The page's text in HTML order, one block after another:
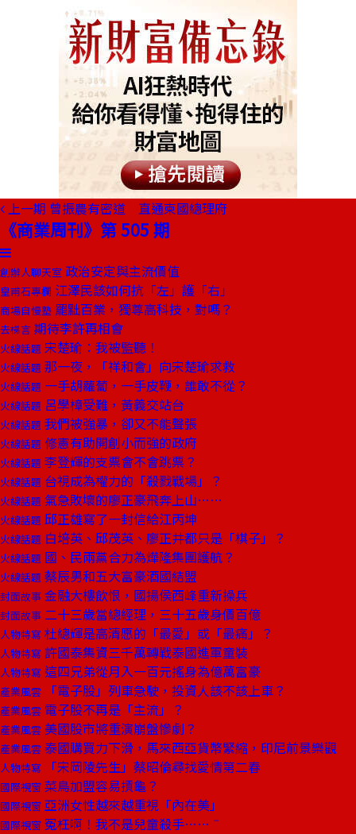
上一期 曾振農有密道 直通柬國總理府
《商業周刊》第 505 期
創辦人聊天室 政治安定與主流價值
皇甫石專欄 江澤民該如何抗「左」護「右」
商場自慢塾 罷黜百業，獨尊高科技，對嗎？
去梯言 期待李許再相會
火線話題 宋楚瑜：我被監聽！
火線話題 那一夜，「祥和會」向宋楚瑜求救
火線話題 一手胡蘿蔔，一手皮鞭，誰敢不從？
火線話題 呂學樟受難，黃義交站台
火線話題 我們被強暴，卻又不能聲張
火線話題 修憲有助開創小而強的政府
火線話題 李登輝的支票會不會跳票？
火線話題 台視成為權力的「殺戮戰場」？
火線話題 氣急敗壞的廖正豪飛奔上山……
火線話題 邱正雄寫了一封信給江丙坤
火線話題 白培英、邱茂英、廖正井都只是「棋子」？
火線話題 國、民兩黨合力為燁隆集團護航？
火線話題 蔡辰男和五大富豪酒國結盟
封面故事 金融大樓飲恨，國揚侯西峰重新操兵
封面故事 二十三歲當總經理，三十五歲身價百億
人物特寫 杜總輝是高清愿的「最愛」或「最痛」？
人物特寫 許國泰集資三千萬轉戰泰國進軍童裝
人物特寫 這四兄弟從月入一百元搖身為億萬富豪
產業風雲 「電子股」列車急駛，投資人該不該上車？
產業風雲 電子股不再是「主流」？
產業風雲 美國股市將重演崩盤慘劇？
產業風雲 泰國購買力下滑，馬來西亞貨幣緊縮，印尼前景樂觀
人物特寫 「宋岡陵先生」蔡昭倫尋找愛情第二春
國際視窗 菜鳥加盟容易摃龜？
國際視窗 亞洲女性越來越重視「內在美」
國際視窗 冤枉啊！我不是兒童殺手……ˉ